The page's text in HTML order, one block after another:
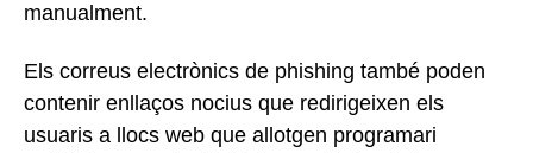
manualment.
Els correus electrònics de phishing també poden
contenir enllaços nocius que redirigeixen els
usuaris a llocs web que allotgen programari